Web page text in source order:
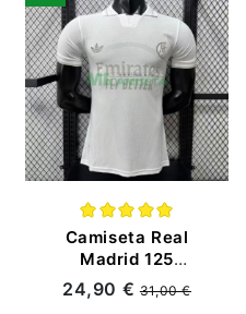
Camiseta Real
Madrid 125
Aniversario Edición
2026/2027 Blanco
24,90 €31,00 €